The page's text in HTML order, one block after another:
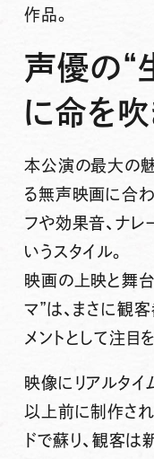
作品。
声優の“
に命を
本公演の最大の魅
る無声映画に合
フや効果音、ナレ
いうスタイル。
映画の上映と舞
マ”は、まさに観
メントとして注目
映像にリアルタ
以上前に制作さ
ドで蘇り、観客